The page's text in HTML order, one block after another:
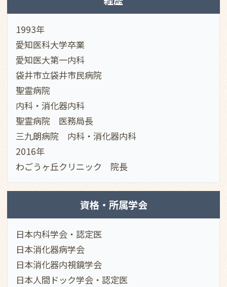
1993年
愛知医科大学卒業
愛知医大第一内科
袋井市立袋井市民病院
聖霊病院
内科・消化器内科
聖霊病院 医務局長
三九朗病院 内科・消化器内科
2016年
わごうヶ丘クリニック 院長
資格・所属学会
日本内科学会・認定医
日本消化器病学会
日本消化器内視鏡学会
日本人間ドック学会・認定医